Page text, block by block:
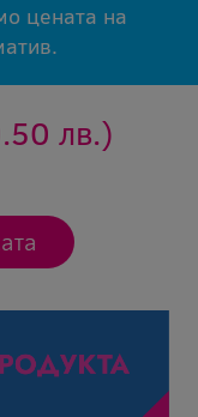
цената на
лв.)